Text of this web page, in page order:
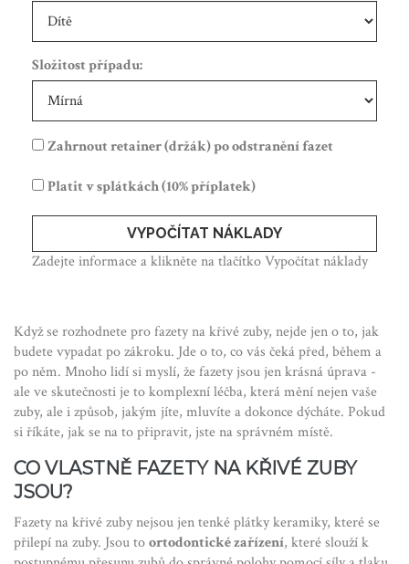
Složitost případu:
Zahrnout retainer (držák) po odstranění fazet
Platit v splátkách (10% příplatek)
VYPOČÍTAT NÁKLADY
Zadejte informace a klikněte na tlačítko Vypočítat náklady
Když se rozhodnete pro fazety na křivé zuby, nejde jen o to, jak
budete vypadat po zákroku. Jde o to, co vás čeká před, během a
po něm. Mnoho lidí si myslí, že fazety jsou jen krásná úprava -
ale ve skutečnosti je to komplexní léčba, která mění nejen vaše
zuby, ale i způsob, jakým jíte, mluvíte a dokonce dýcháte. Pokud
si říkáte, jak se na to připravit, jste na správném místě.
CO VLASTNĚ FAZETY NA KŘIVÉ ZUBY
JSOU?
Fazety na křivé zuby nejsou jen tenké plátky keramiky, které se
přilepí na zuby. Jsou toortodontické zařízení, kteréslouží k